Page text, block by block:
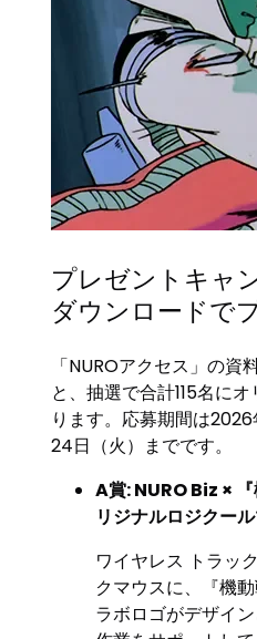
プレゼントキャ
ダウンロードで
「NUROアクセス」の資
と、抽選で合計115名に
ります。応募期間は2026
24日（火）までです。
A賞: NURO Biz ×
リジナルロジクール
ワイヤレス トラッ
クマウスに、『機
ラボロゴがデザイ